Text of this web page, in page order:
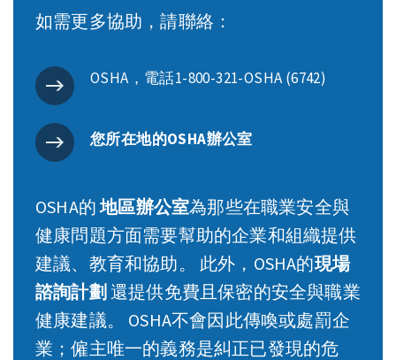
如需更多協助，請聯絡：
OSHA，電話1-800-321-OSHA (6742)
您所在地的OSHA辦公室
OSHA的地區辦公室為那些在職業安全與
健康問題方面需要幫助的企業和組織提供
建議、教育和協助。 此外，OSHA的現場
諮詢計劃還提供免費且保密的安全與職業
健康建議。 OSHA不會因此傳喚或處罰企
業；僱主唯一的義務是糾正已發現的危